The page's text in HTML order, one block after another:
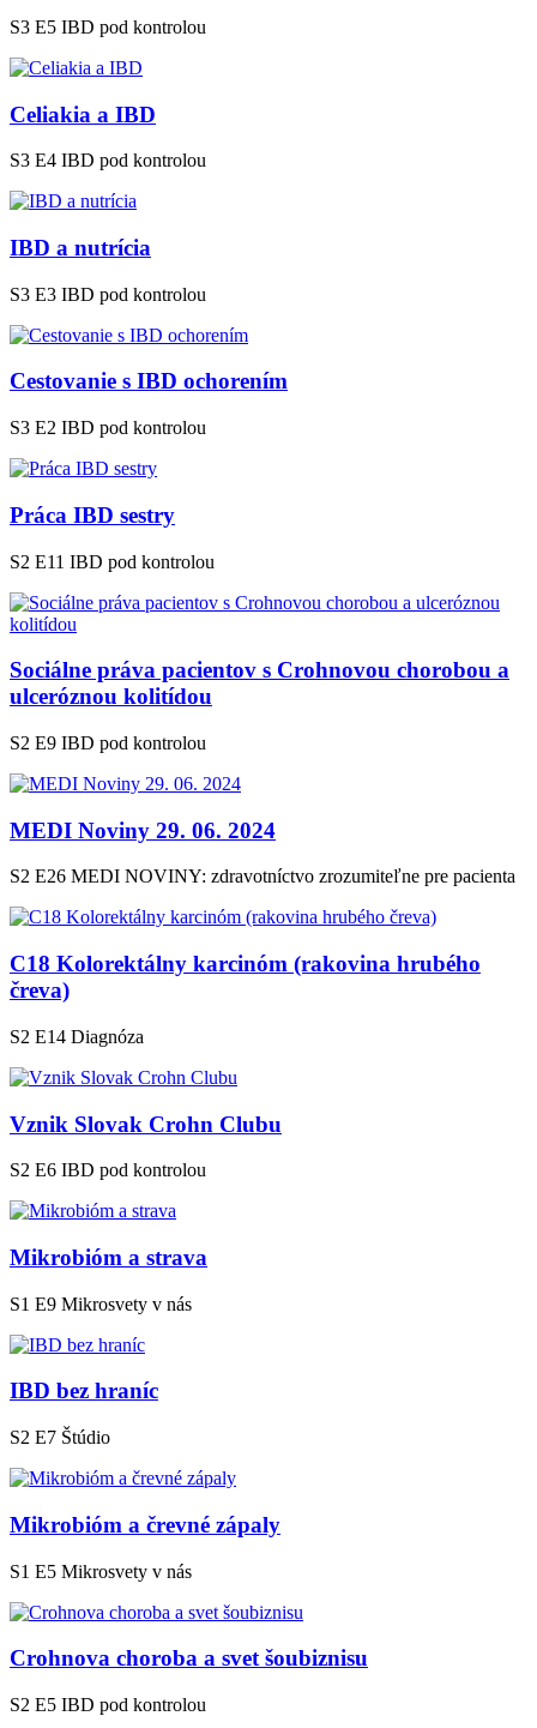
S3 E5 IBD pod kontrolou
Celiakia a IBD
S3 E4 IBD pod kontrolou
IBD a nutrícia
S3 E3 IBD pod kontrolou
Cestovanie s IBD ochorením
S3 E2 IBD pod kontrolou
Práca IBD sestry
S2 E11 IBD pod kontrolou
Sociálne práva pacientov s Crohnovou chorobou a
ulceróznou kolitídou
S2 E9 IBD pod kontrolou
MEDI Noviny 29. 06. 2024
S2 E26 MEDI NOVINY: zdravotníctvo zrozumiteľne pre pacienta
C18 Kolorektálny karcinóm (rakovina hrubého
čreva)
S2 E14 Diagnóza
Vznik Slovak Crohn Clubu
S2 E6 IBD pod kontrolou
Mikrobióm a strava
S1 E9 Mikrosvety v nás
IBD bez hraníc
S2 E7 Štúdio
Mikrobióm a črevné zápaly
S1 E5 Mikrosvety v nás
Crohnova choroba a svet šoubiznisu
S2 E5 IBD pod kontrolou